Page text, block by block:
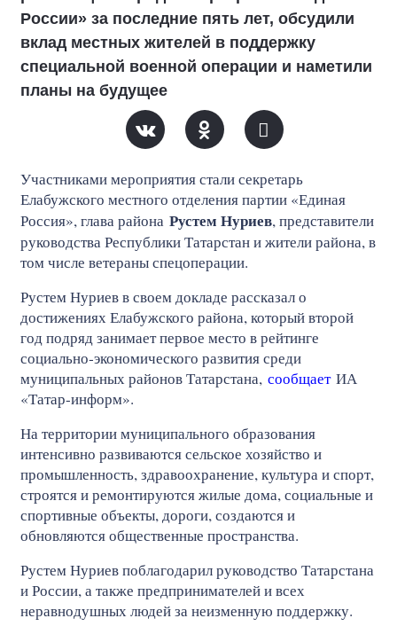
России» за последние пять лет, обсудили
вклад местных жителей в поддержку
специальной военной операции и наметили
планы на будущее
Участниками мероприятия стали секретарь
Елабужского местного отделения партии «Единая
Россия», глава района Рустем Нуриев, представители
руководства Республики Татарстан и жители района, в
том числе ветераны спецоперации.
Рустем Нуриев в своем докладе рассказал о
достижениях Елабужского района, который второй
год подряд занимает первое место в рейтинге
социально‑экономического развития среди
муниципальных районов Татарстана, сообщаетИА
«Татар-информ».
На территории муниципального образования
интенсивно развиваются сельское хозяйство и
промышленность, здравоохранение, культура и спорт,
строятся и ремонтируются жилые дома, социальные и
спортивные объекты, дороги, создаются и
обновляются общественные пространства.
Рустем Нуриев поблагодарил руководство Татарстана
и России, а также предпринимателей и всех
неравнодушных людей за неизменную поддержку.